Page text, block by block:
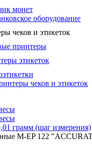
монет
оборудование
чеков и этикеток
принтеры
этикеток
чеков и этикеток
грамм (шаг измерения)
M-EP 122